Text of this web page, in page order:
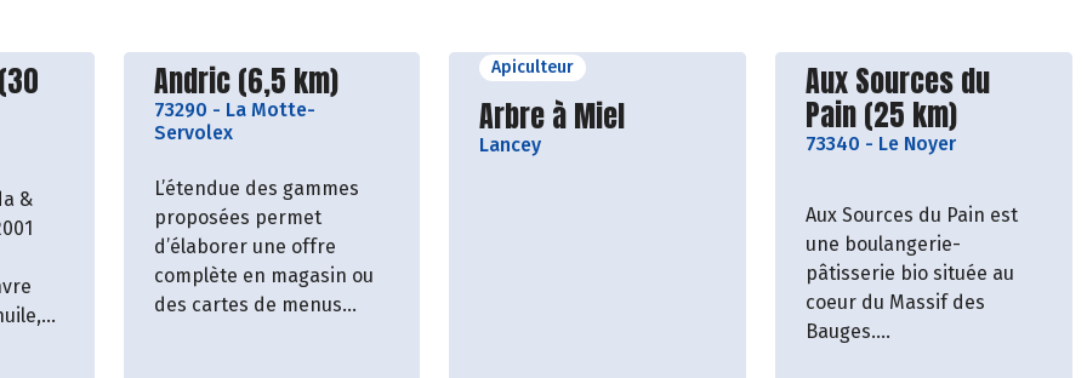
&
Découvrir le producteur
Andric (6,5 km)
73290 - La Motte-
Servolex
L’étendue des gammes
proposées permet
d’élaborer une offre
complète en magasin ou
des cartes de menus
Apiculteur
Découvrir le producteur
Arbre à Miel
Lancey
Découvrir le
Aux Sources du
Pain (25 km)
73340 - Le Noyer
Aux Sources du Pain est
une boulangerie-
pâtisserie bio située au
coeur du Massif des
Bauges.